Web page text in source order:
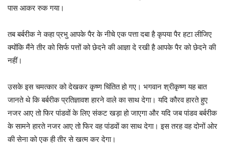
पास आकर रुक गया।
तब बर्बरीक ने कहा प्रभु आपके पैर के नीचे एक पत्ता दबा है कृपया पैर हटा लीजिए
क्योंकि मैंने तीर को सिर्फ पत्तों को छेदने की आज्ञा दे रखी है आपके पैर को छेदने की
नहीं।
उसके इस चमत्कार को देखकर कृष्ण चिंतित हो गए। भगवान श्रीकृष्ण यह बात
जानते थे कि बर्बरीक प्रतिज्ञावश हारने वाले का साथ देगा। यदि कौरव हारते हुए
नजर आए तो फिर पांडवों के लिए संकट खड़ा हो जाएगा और यदि जब पांडव बर्बरीक
के सामने हारते नजर आए तो फिर वह पांडवों का साथ देगा। इस तरह वह दोनों ओर
की सेना को एक ही तीर से खत्म कर देगा।